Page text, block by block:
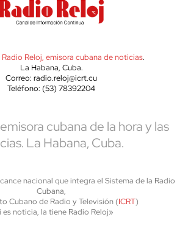
Radio Reloj, emisora cubana de noticias.
La Habana, Cuba.
Correo: radio.reloj@icrt.cu
Teléfono: (53) 78392204
cubana de la hora y las
La Habana, Cuba.
nacional que integra el Sistema de la Radio
Cubana,
Cubano de Radio y Televisión (ICRT)
es noticia, la tiene Radio Reloj»